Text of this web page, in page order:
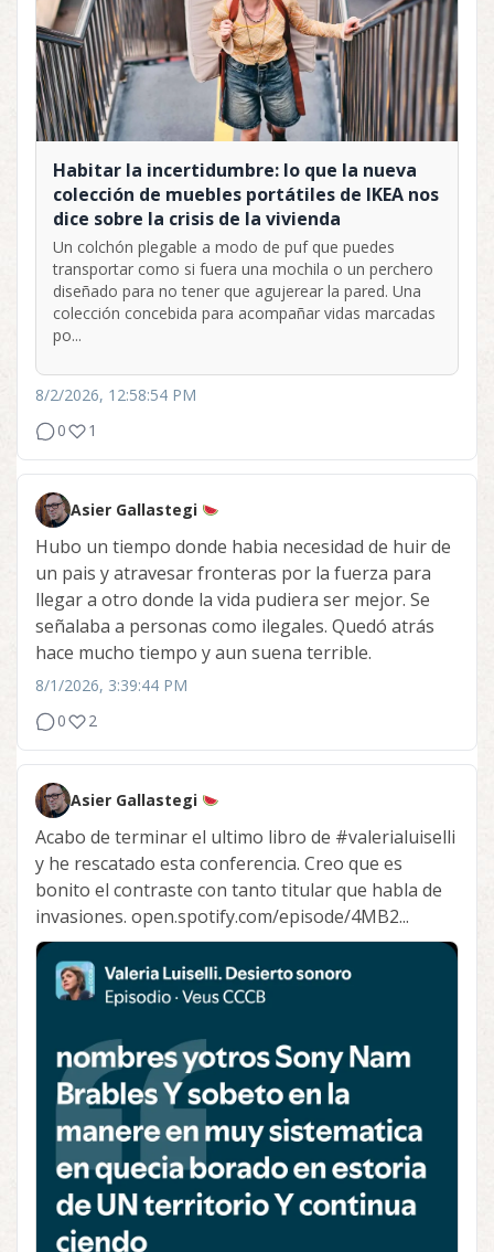
Habitar la incertidumbre: lo que la nueva
colección de muebles portátiles de IKEA nos
dice sobre la crisis de la vivienda
Un colchón plegable a modo de puf que puedes
transportar como si fuera una mochila o un perchero
diseñado para no tener que agujerear la pared. Una
colección concebida para acompañar vidas marcadas
po...
8/2/2026, 12:58:54 PM
0
1
Asier Gallastegi
Hubo un tiempo donde habia necesidad de huir de
un pais y atravesar fronteras por la fuerza para
llegar a otro donde la vida pudiera ser mejor. Se
señalaba a personas como ilegales. Quedó atrás
hace mucho tiempo y aun suena terrible.
8/1/2026, 3:39:44 PM
0
2
Asier Gallastegi
Acabo de terminar el ultimo libro de #valerialuiselli
y he rescatado esta conferencia. Creo que es
bonito el contraste con tanto titular que habla de
invasiones. open.spotify.com/episode/4MB2...